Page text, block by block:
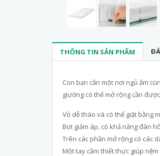
THÔNG TIN SẢN PHẨM
Con bạn cần một nơi ngủ ấm
giường có thể mở rộng cần
Vỏ dễ tháo và có thể giặt bằng
Bọt giảm áp, có khả năng đàn
Trên các phần mở rộng có các
Một tay cầm thiết thực giúp